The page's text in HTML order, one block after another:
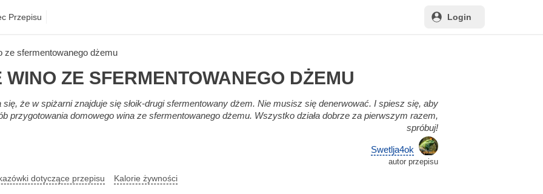
Przepisu Login
ze sfermentowanego dżemu
WINO ZE SFERMENTOWANEGO DŻEMU
że w spiżarni znajduje się słoik-drugi sfermentowany dżem. Nie musisz się denerwować. I spiesz się, aby
przygotowania domowego wina ze sfermentowanego dżemu. Wszystko działa dobrze za pierwszym razem,
spróbuj!
Swetlja4ok
autor przepisu
dotyczące przepisu Kalorie żywności